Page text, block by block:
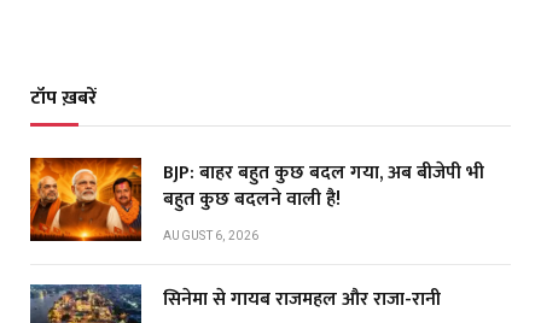
टॉप ख़बरें
BJP: बाहर बहुत कुछ बदल गया, अब बीजेपी भी
बहुत कुछ बदलने वाली है!
AUGUST 6, 2026
सिनेमा से गायब राजमहल और राजा-रानी